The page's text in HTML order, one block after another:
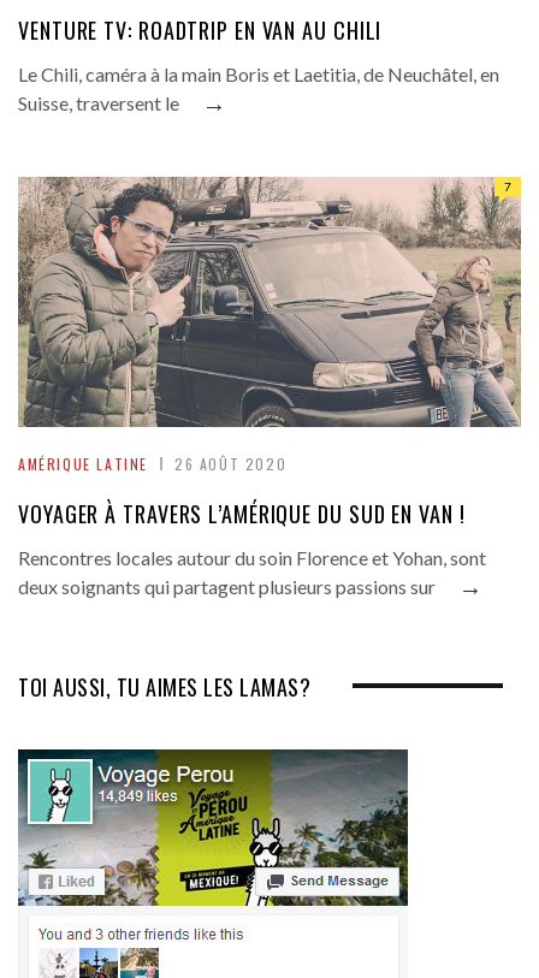
VENTURE TV: ROADTRIP EN VAN AU CHILI
Le Chili, caméra à la main Boris et Laetitia, de Neuchâtel, en
Suisse, traversent le
→
AMÉRIQUE LATINE 26 AOÛT 2020
7
VOYAGER À TRAVERS L’AMÉRIQUE DU SUD EN VAN !
Rencontres locales autour du soin Florence et Yohan, sont
deux soignants qui partagent plusieurs passions sur
→
TOI AUSSI, TU AIMES LES LAMAS?